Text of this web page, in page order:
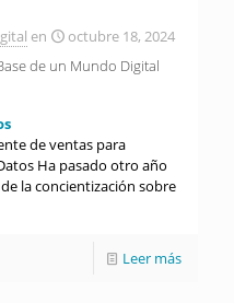
en
octubre 18, 2024
de un Mundo Digital
de ventas para
Ha pasado otro año
la concientización sobre
Leer más